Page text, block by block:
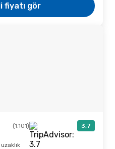
fiyatı gör
(1.101) 3,7